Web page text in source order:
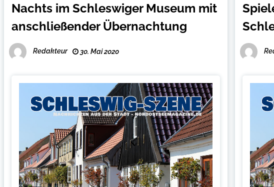
Nachts im Schleswiger Museum mit
anschließender Übernachtung
Redakteur 30. Mai 2020